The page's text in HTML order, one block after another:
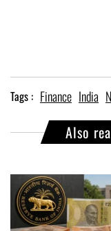
Tags : Finance India
Also